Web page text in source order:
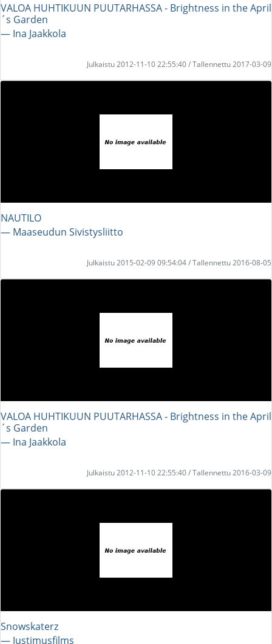
VALOA HUHTIKUUN PUUTARHASSA - Brightness in the April
´s Garden
― Ina Jaakkola
Julkaistu 2012-11-10 22:55:40 / Tallennettu 2017-03-09
NAUTILO
― Maaseudun Sivistysliitto
Julkaistu 2015-02-09 09:54:04 / Tallennettu 2016-08-05
VALOA HUHTIKUUN PUUTARHASSA - Brightness in the April
´s Garden
― Ina Jaakkola
Julkaistu 2012-11-10 22:55:40 / Tallennettu 2016-03-09
Snowskaterz
― Justimusfilms